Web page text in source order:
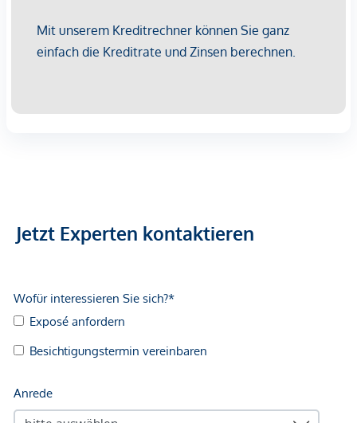
geltend zu machen. Wir weisen Sie darauf hin, dass die
gemachten Angaben und Informationen lediglich
Jetzt Experten kontaktieren